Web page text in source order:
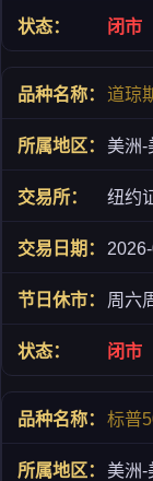
闭市
道琼
美洲-
纽约
周六
闭市
标普
美洲-